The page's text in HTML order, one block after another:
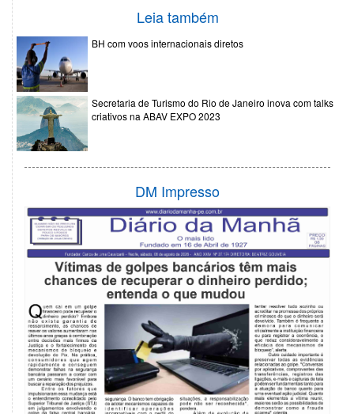
Leia também
BH com voos internacionais diretos
Secretaria de Turismo do Rio de Janeiro inova com talks
criativos na ABAV EXPO 2023
DM Impresso